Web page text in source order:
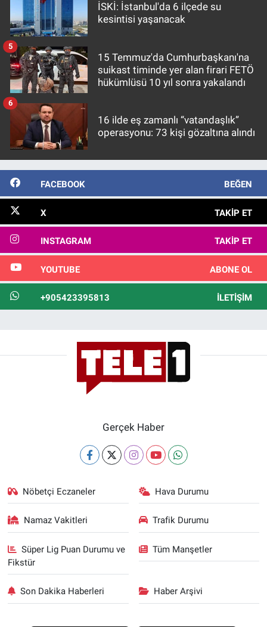
İSKİ: İstanbul'da 6 ilçede su
kesintisi yaşanacak
15 Temmuz'da Cumhurbaşkanı'na
suikast timinde yer alan firari FETÖ
hükümlüsü 10 yıl sonra yakalandı
5
16 ilde eş zamanlı “vatandaşlık”
operasyonu: 73 kişi gözaltına alındı
6
FACEBOOK BEĞEN
X TAKIP ET
INSTAGRAM TAKIP ET
YOUTUBE ABONE OL
+905423395813 İLETIŞIM
Gerçek Haber
Nöbetçi Eczaneler Hava Durumu
Namaz Vakitleri Trafik Durumu
Süper Lig Puan Durumu ve
Fikstür
Tüm Manşetler
Son Dakika Haberleri Haber Arşivi